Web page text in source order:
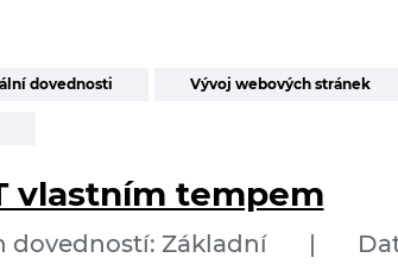
dovednosti Vývoj webových stránek
vlastním tempem
dovedností: Základní |